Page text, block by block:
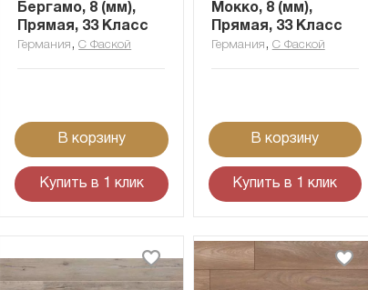
Бергамо, 8 (мм),
Прямая, 33 Класс
Германия ,С Фаской
В корзину
Купить в 1 клик
Мокко, 8 (мм),
Прямая, 33 Класс
Германия , С Фаской
В корзину
Купить в 1 клик